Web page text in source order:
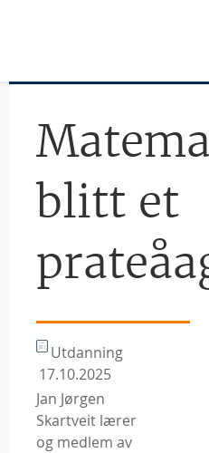
blitt et
Utdanning
17.10.2025
Jan Jørgen
Skartveit lærer
og medlem av